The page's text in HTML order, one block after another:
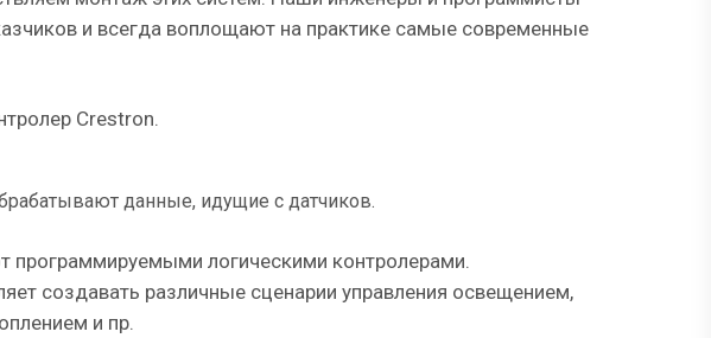
и всегда воплощают на практике самые современные
Crestron.
данные, идущие с датчиков.
программируемыми логическими контролерами.
создавать различные сценарии управления освещением,
и пр.